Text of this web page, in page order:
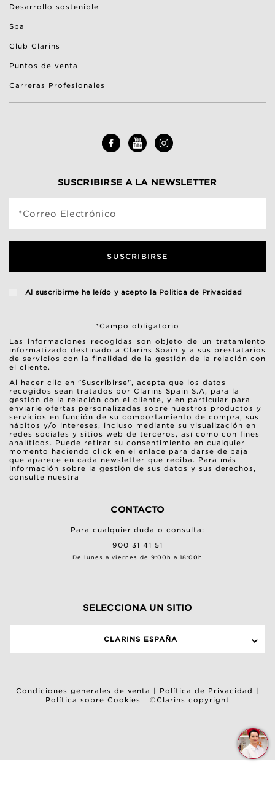
Desarrollo sostenible
Spa
Club Clarins
Puntos de venta
Carreras Profesionales
SUSCRIBIRSE A LA NEWSLETTER
*Correo Electrónico
SUSCRIBIRSE
Al suscribirme he leído y acepto la Politica de Privacidad
*Campo obligatorio
Las informaciones recogidas son objeto de un tratamiento
informatizado destinado a Clarins Spain y a sus prestatarios
de servicios con la finalidad de la gestión de la relación con
el cliente.
Al hacer clic en "Suscribirse", acepta que los datos
recogidos sean tratados por Clarins Spain S.A, para la
gestión de la relación con el cliente, y en particular para
enviarle ofertas personalizadas sobre nuestros productos y
servicios en función de su comportamiento de compra, sus
hábitos y/o intereses, incluso mediante su visualización en
redes sociales y sitios web de terceros, así como con fines
analíticos. Puede retirar su consentimiento en cualquier
momento haciendo click en el enlace para darse de baja
que aparece en cada newsletter que reciba. Para más
información sobre la gestión de sus datos y sus derechos,
consulte nuestra
CONTACTO
Para cualquier duda o consulta:
900 31 41 51
De lunes a viernes de 9:00h a 18:00h
SELECCIONA UN SITIO
CLARINS ESPAÑA
Condiciones generales de venta | Política de Privacidad |
Política sobre Cookies
©Clarins copyright